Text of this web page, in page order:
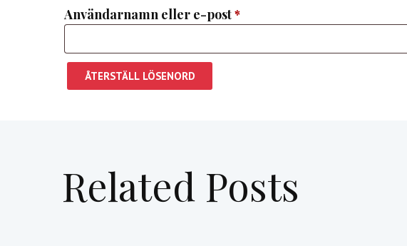
Användarnamn eller e-post*Obligatoriskt
ÅTERSTÄLL LÖSENORD
Related Posts